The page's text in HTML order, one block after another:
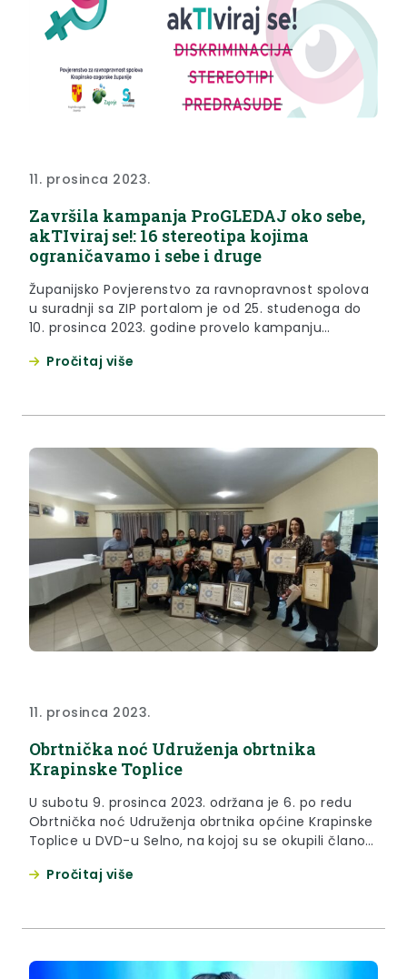
11. prosinca 2023.
Završila kampanja ProGLEDAJ oko sebe,
akTIviraj se!: 16 stereotipa kojima
ograničavamo i sebe i druge
Županijsko Povjerenstvo za ravnopravnost spolova
u suradnji sa ZIP portalom je od 25. studenoga do
10. prosinca 2023. godine provelo kampanju
stereotipi, predrasude”. Kampanja je simbolično
Pročitaj više
11. prosinca 2023.
Obrtnička noć Udruženja obrtnika
Krapinske Toplice
U subotu 9. prosinca 2023. održana je 6. po redu
Obrtnička noć Udruženja obrtnika općine Krapinske
Toplice u DVD-u Selno, na kojoj su se okupili članovi
Udruženja, među kojima i gosti iz prijateljskog
Pročitaj više